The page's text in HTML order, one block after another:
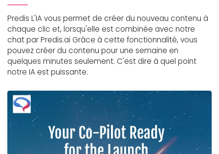
Predis L'IA vous permet de créer du nouveau contenu à
chaque clic et, lorsqu'elle est combinée avec notre
chat par Predis.ai Grâce à cette fonctionnalité, vous
pouvez créer du contenu pour une semaine en
quelques minutes seulement. C'est dire à quel point
notre IA est puissante.